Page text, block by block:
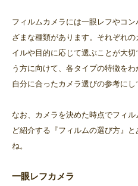
フィルムカメラには一眼レフやコ
ざまな種類があります。それぞれ
イルや目的に応じて選ぶことが大
う方に向けて、各タイプの特徴を
自分に合ったカメラ選びの参考にし
なお、カメラを決めた時点でフィ
ど紹介する『フィルムの選び方』
ね。
一眼レフカメラ